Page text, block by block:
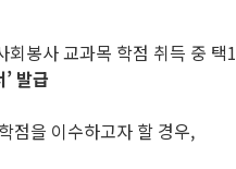
회봉사 교과목 학점 취득 중 택1
발급
점을 이수하고자 할 경우,